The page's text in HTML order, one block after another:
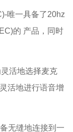
唯一具备了20hz
的 产品，同时
活地选择麦克
活地进行语音增
无缝地连接到一